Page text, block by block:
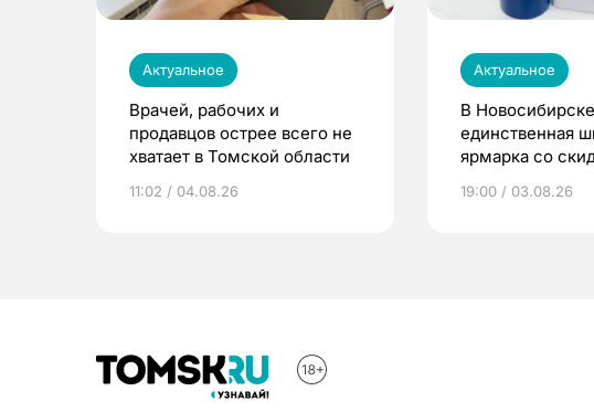
Актуальное
Врачей, рабочих и
продавцов острее всего не
хватает в Томской области
11:02 / 04.08.26
Актуальное
В
единственная
ярмарка со
19:00 / 03.08.26